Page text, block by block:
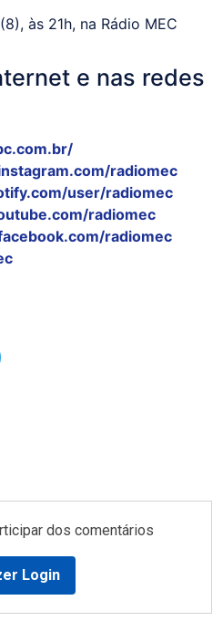
às 21h, na Rádio MEC
e nas redes
radiomec
user/radiomec
radiomec
radiomec
dos comentários
Login